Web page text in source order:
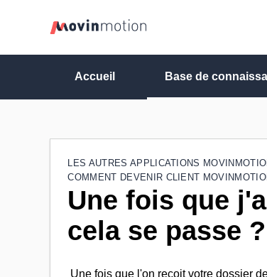
Accueil Base de
LES AUTRES APPLICATIONS
COMMENT DEVENIR CLIENT
Une fois que
cela se passe ?
Une fois que l'on reçoit votre dossier